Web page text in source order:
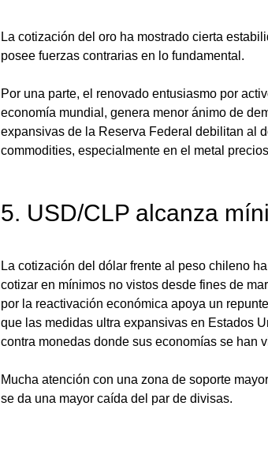
La cotización del oro ha mostrado cierta
posee fuerzas contrarias en lo fundamental.
Por una parte, el renovado entusiasmo por
economía mundial, genera menor ánimo de
expansivas de la Reserva Federal debilitan al
commodities, especialmente en el metal
5. USD/CLP alcanza
La cotización del dólar frente al peso chileno
cotizar en mínimos no vistos desde fines de
por la reactivación económica apoya un
que las medidas ultra expansivas en Estados
contra monedas donde sus economías se han
Mucha atención con una zona de soporte
se da una mayor caída del par de divisas.